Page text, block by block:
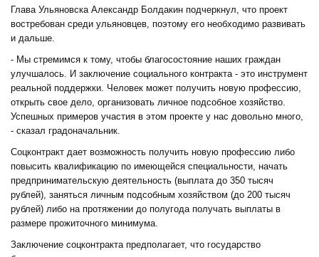
Глава Ульяновска Александр Болдакин подчеркнул, что проект
востребован среди ульяновцев, поэтому его необходимо развивать
и дальше.
- Мы стремимся к тому, чтобы благосостояние наших граждан
улучшалось. И заключение социального контракта - это инструмент
реальной поддержки. Человек может получить новую профессию,
открыть свое дело, организовать личное подсобное хозяйство.
Успешных примеров участия в этом проекте у нас довольно много,
- сказал градоначальник.
Соцконтракт дает возможность получить новую профессию либо
повысить квалификацию по имеющейся специальности, начать
предпринимательскую деятельность (выплата до 350 тысяч
рублей), заняться личным подсобным хозяйством (до 200 тысяч
рублей) либо на протяжении до полугода получать выплаты в
размере прожиточного минимума.
Заключение соцконтракта предполагает, что государство